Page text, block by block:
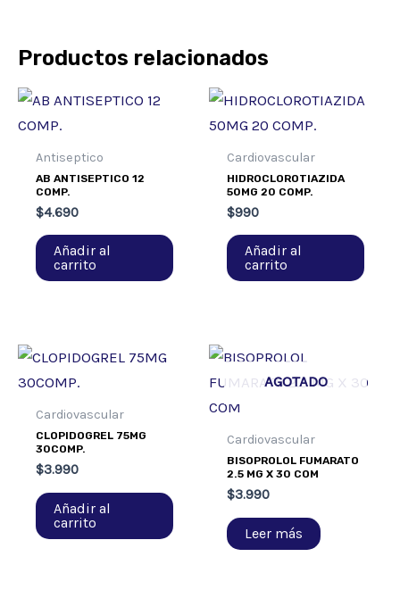
Productos relacionados
Antiseptico
AB ANTISEPTICO 12
COMP.
$4.690
Añadir al
carrito
Cardiovascular
HIDROCLOROTIAZIDA
50MG 20 COMP.
$990
Añadir al
carrito
Cardiovascular
CLOPIDOGREL 75MG
30COMP.
$3.990
Añadir al
carrito
AGOTADO
Cardiovascular
BISOPROLOL FUMARATO
2.5 MG X 30 COM
$3.990
Leer más